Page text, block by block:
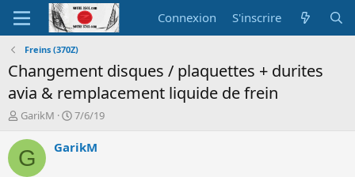
Connexion S'inscrire
Freins (370Z)
Changement disques / plaquettes + durites
avia & remplacement liquide de frein
A
t
e
GarikM
D
t
7/6/19
G GarikM